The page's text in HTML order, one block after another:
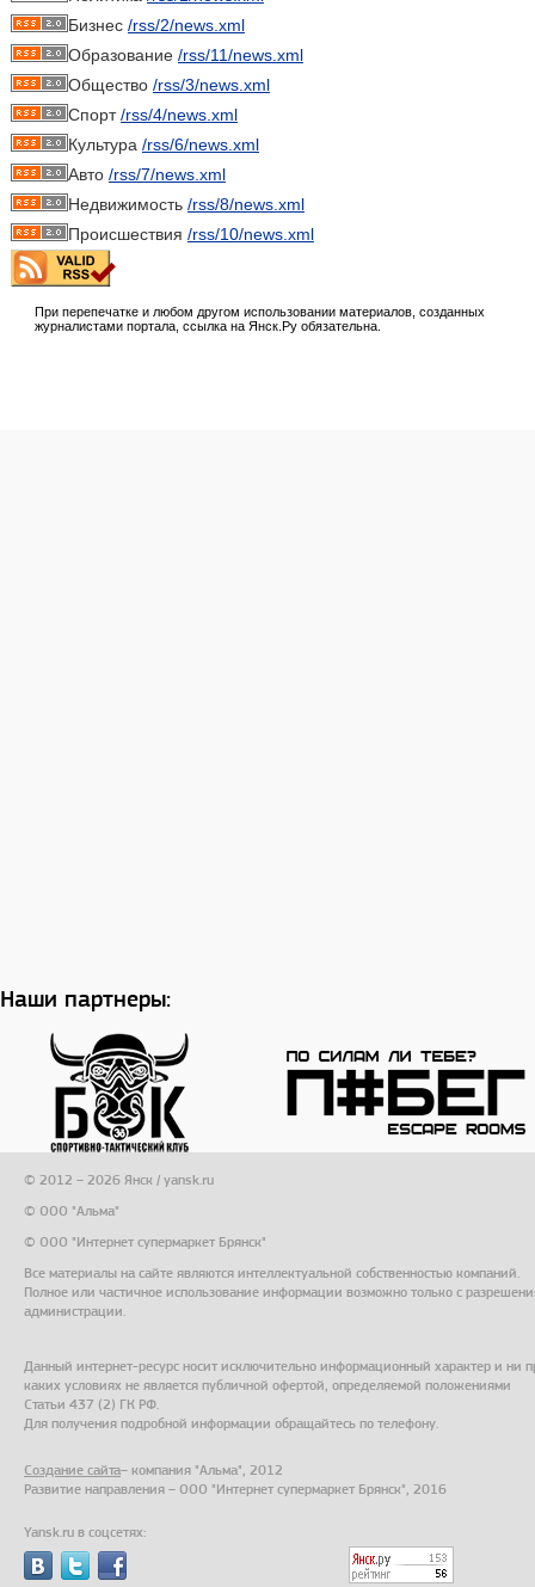
Бизнес /rss/2/news.xml
Образование /rss/11/news.xml
Общество /rss/3/news.xml
Спорт/rss/4/news.xml
Культура /rss/6/news.xml
Авто /rss/7/news.xml
Недвижимость /rss/8/news.xml
Происшествия /rss/10/news.xml
При перепечатке и любом другом использовании материалов, созданных
журналистами портала, ссылка на Янск.Ру обязательна.
Наши партнеры:
© 2012 – 2026 Янск / yansk.ru
© ООО "Альма"
© ООО "Интернет супермаркет Брянск"
Все материалы на сайте являются интеллектуальной собственностью компаний.
Полное или частичное использование информации возможно только с
администрации.
Данный интернет-ресурс носит исключительно информационный характер и ни
каких условиях не является публичной офертой, определяемой положениями
Статьи 437 (2) ГК РФ.
Для получения подробной информации обращайтесь по телефону.
Создание сайта– компания "Альма", 2012
Развитие направления – ООО "Интернет супермаркет Брянск", 2016
Yansk.ru в соцсетях: